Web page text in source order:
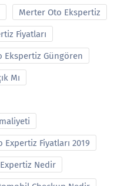
Merter Oto Ekspertiz
Fiyatları
Ekspertiz Güngören
Mı
Expertiz Fiyatları 2019
Nedir